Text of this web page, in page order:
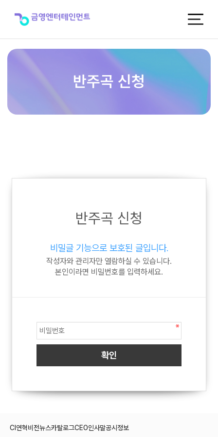
반주곡 신청
반주곡 신청
비밀글 기능으로 보호된 글입니다.
작성자와 관리자만 열람하실 수 있습니다.
본인이라면 비밀번호를 입력하세요.
CI 연혁비전뉴스카탈로그CEO인사말공시정보